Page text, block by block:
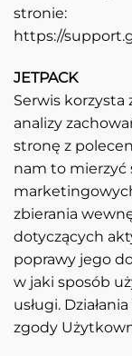
stronie:
https://
JETPACK
Serwis korzysta
analizy
stronę z
nam to mierzyć
zbierania
dotyczących
poprawy jego
w jaki sposób
usługi.
zgody